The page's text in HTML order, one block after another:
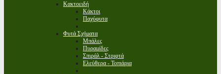
Κακτοειδή
Κάκτοι
Παχύφυτα
Φυτά Σχήματα
Μπάλες
Πυραμίδες
Σπιράλ - Στριφτά
Ελεύθερα - Τοπιάρια